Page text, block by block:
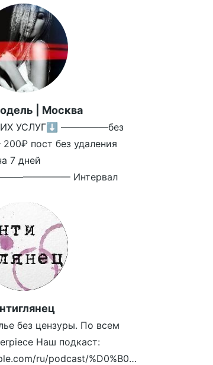
| Москва
УСЛУГ⬇️ —————без
пост без удаления
7 дней
Интервал
без цензуры. По всем
Наш подкаст:
https://podcasts.apple.com/ru/podcast/%D0%B0%D0%BD%D1%82%D0%B8%D0%B3%D0%BB%D1%8F%D0%BD%D0%B5%D1%86/id1461850339